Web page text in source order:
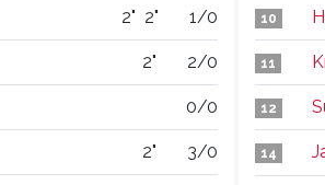
2" 2" 1/0
2" 2/0
0/0
2" 3/0
10
11
12
14